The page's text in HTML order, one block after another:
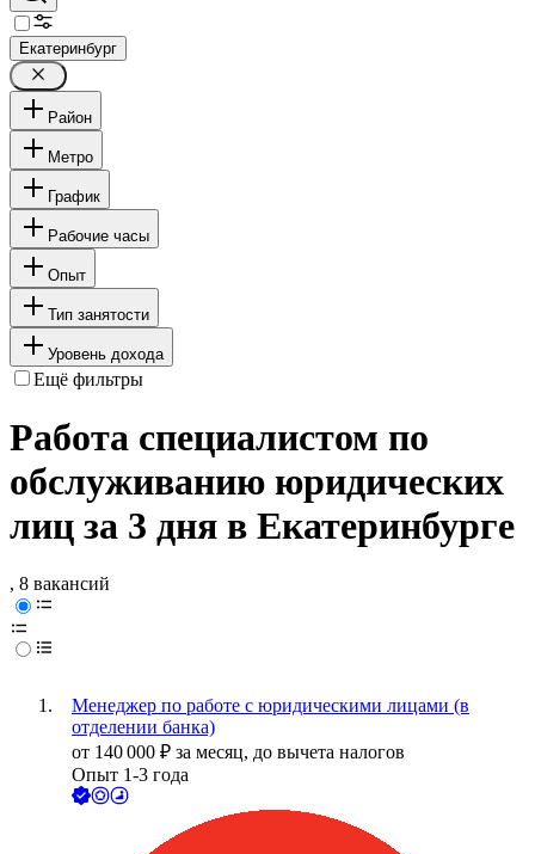
Екатеринбург
Район
Метро
График
Рабочие часы
Опыт
Тип занятости
Уровень дохода
Ещё фильтры
Работа специалистом по
обслуживанию юридических
лиц за 3 дня в Екатеринбурге
, 8 вакансий
Менеджер по работе с юридическими лицами (в
отделении банка)
от 140 000 ₽ за месяц, до вычета налогов
Опыт 1-3 года